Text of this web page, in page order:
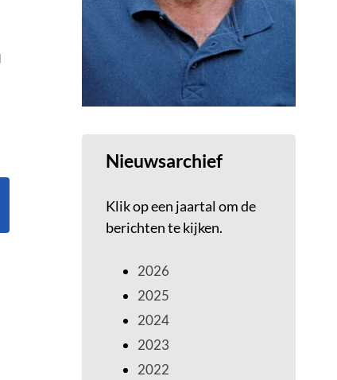
Nieuwsarchief
Klik op een jaartal om de
berichten te kijken.
2026
2025
2024
2023
2022